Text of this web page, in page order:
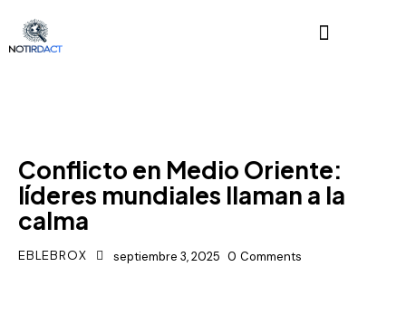
Conflicto en Medio Oriente:
líderes mundiales llaman a la
calma
EBLEBROX septiembre 3, 2025 0 Comments